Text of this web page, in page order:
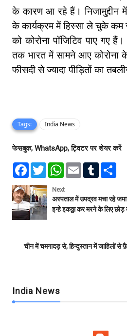
के कारण आ रहे हैं। निजामु्द्दीन
के कार्यक्रम में हिस्सा ले चुके
को कोरोना पॉजिटिव पाए गए
तक भारत में सामने आए कोरोना
फीसदी से ज्यादा पीड़ितों का
Tags: India News
फेसबुक, WhatsApp, ट्विटर पर शेयर करें
F
e
b
o
o
k
T
w
t
t
e
r
W
t
s
A
p
E
l
T
l
r
e
Next
अस्पताल में उपद्रव मचा रहे
इन्हे इकठ्ठा कर मरने के लिए छोड़
चीन में चमगादड़ से, हिन्दुस्तान में जाहिलों से
India News